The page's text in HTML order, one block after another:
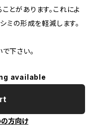
とがあります。これによ
ミの形成を軽減します。
下さい。
available
方向け